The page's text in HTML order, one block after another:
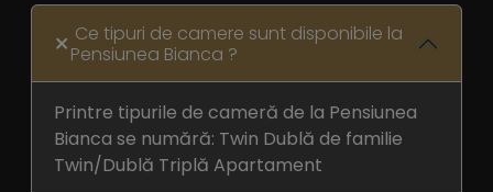
Ce tipuri de camere sunt disponibile la
Pensiunea Bianca ?
Printre tipurile de cameră de la Pensiunea
Bianca se numără: Twin Dublă de familie
Twin/Dublă Triplă Apartament